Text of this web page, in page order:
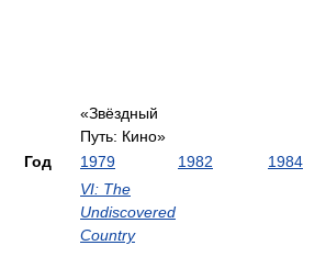
«Звёздный
Путь: Кино»
Год 1979 1982 1984
VI: The
Undiscovered
Country